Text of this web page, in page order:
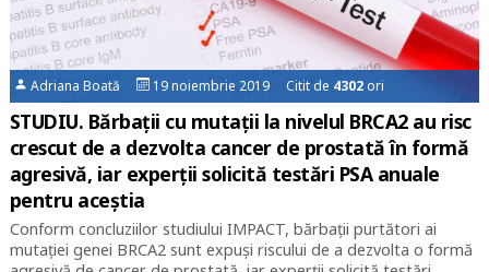
Adriana Boată 19 noiembrie 2019 Citit de 4302 ori
STUDIU. Bărbații cu mutații la nivelul BRCA2 au risc
crescut de a dezvolta cancer de prostată în formă
agresivă, iar experții solicită testări PSA anuale
pentru aceștia
Conform concluziilor studiului IMPACT, bărbații purtători ai
mutației genei BRCA2 sunt expuși riscului de a dezvolta o formă